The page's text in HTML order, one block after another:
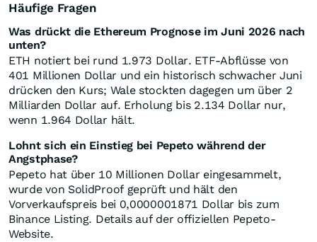
Häufige Fragen
Was drückt die Ethereum Prognose im Juni 2026 nach
unten?
ETH notiert bei rund 1.973 Dollar. ETF-Abflüsse von
401 Millionen Dollar und ein historisch schwacher Juni
drücken den Kurs; Wale stockten dagegen um über 2
Milliarden Dollar auf. Erholung bis 2.134 Dollar nur,
wenn 1.964 Dollar hält.
Lohnt sich ein Einstieg bei Pepeto während der
Angstphase?
Pepeto hat über 10 Millionen Dollar eingesammelt,
wurde von SolidProof geprüft und hält den
Vorverkaufspreis bei 0,0000001871 Dollar bis zum
Binance Listing. Details auf der offiziellen Pepeto-
Website.